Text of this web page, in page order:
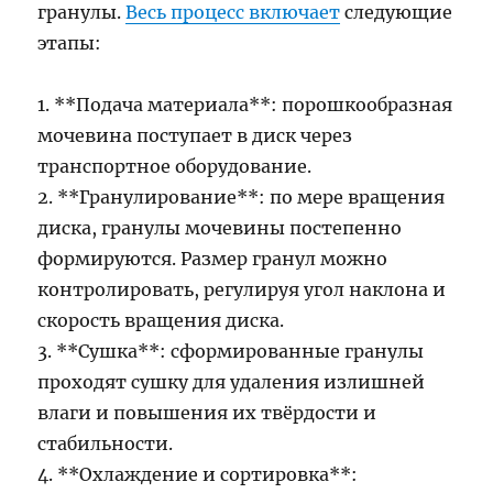
гранулы.Весь процесс включает следующие
этапы:
1. **Подача материала**: порошкообразная
мочевина поступает в диск через
транспортное оборудование.
2. **Гранулирование**: по мере вращения
диска, гранулы мочевины постепенно
формируются. Размер гранул можно
контролировать, регулируя угол наклона и
скорость вращения диска.
3. **Сушка**: сформированные гранулы
проходят сушку для удаления излишней
влаги и повышения их твёрдости и
стабильности.
4. **Охлаждение и сортировка**: